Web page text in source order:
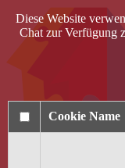
Diese Website
Chat zur Verfügung
Cookie Name